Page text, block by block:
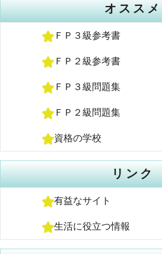
オススメ
ＦＰ３級参考書
ＦＰ２級参考書
ＦＰ３級問題集
ＦＰ２級問題集
資格の学校
リンク
有益なサイト
生活に役立つ情報